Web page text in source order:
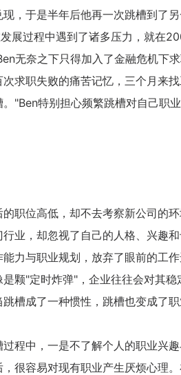
，于是半年后他再一次跳槽到了
展过程中遇到了诸多压力，就在
无奈之下只得加入了金融危机下
求职失败的痛苦记忆，三个月来
"Ben特别担心频繁跳槽对自己职
位高低，却不去考察新公司的
业，却忽视了自己的人格、兴趣
力与职业规划，放弃了眼前的工
颗"定时炸弹"，企业往往会对其
槽成了一种惯性，跳槽也变成了
中，一是不了解个人的职业兴
很容易对现有职业产生厌烦心理